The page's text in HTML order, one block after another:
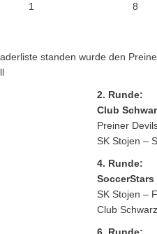
1 8
standen wurde den
2. Runde:
Club
Preiner
SK Stojen –
4. Runde:
SK Stojen –
Club